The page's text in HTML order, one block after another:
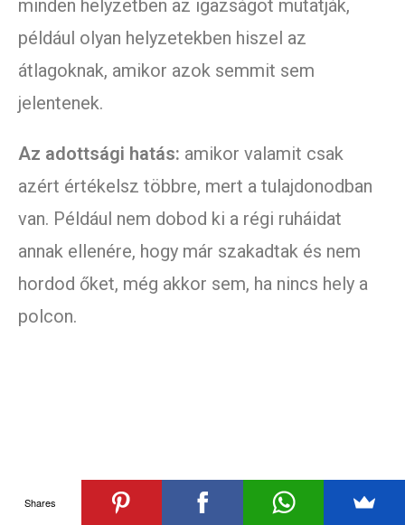
minden helyzetben az igazságot mutatják,
például olyan helyzetekben hiszel az
átlagoknak, amikor azok semmit sem
jelentenek.
Az adottsági hatás: amikor valamit csak
azért értékelsz többre, mert a tulajdonodban
van. Például nem dobod ki a régi ruháidat
annak ellenére, hogy már szakadtak és nem
hordod őket, még akkor sem, ha nincs hely a
polcon.
Shares